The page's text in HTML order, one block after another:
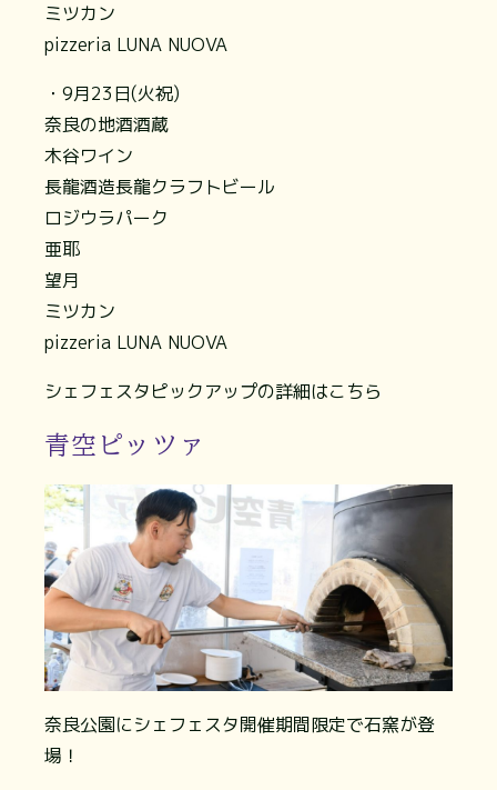
ミツカン
pizzeria LUNA NUOVA
・9月23日(火祝)
奈良の地酒酒蔵
木谷ワイン
長龍酒造長龍クラフトビール
ロジウラパーク
亜耶
望月
ミツカン
pizzeria LUNA NUOVA
シェフェスタピックアップの詳細はこちら
青空ピッツァ
奈良公園にシェフェスタ開催期間限定で石窯が登
場！